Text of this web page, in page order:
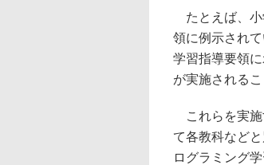
たとえば、小
領に例示され
学習指導要領
が実施されるこ
これらを実施
て各教科など
ログラミング